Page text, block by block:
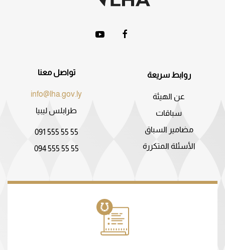
روابط سريعة
عن الهيئة
سباقات
مضامير السباق
الأسئلة المتكررة
تواصل معنا
info@lha.gov.ly
طرابلس ليبيا
091 555 55 55
094 555 55 55